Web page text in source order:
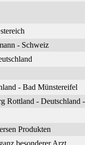
- Schweiz
- Bad Münstereifel
Rottland - Deutschland
Produkten